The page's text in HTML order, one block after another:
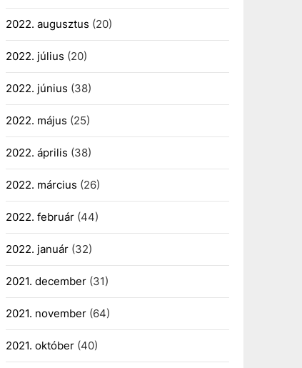
2022. augusztus (20)
2022. július (20)
2022. június (38)
2022. május (25)
2022. április (38)
2022. március (26)
2022. február(44)
2022. január(32)
2021. december(31)
2021. november(64)
2021. október(40)